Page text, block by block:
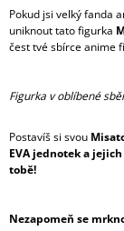
Pokud jsi velký fanda
uniknout tato figurka
čest tvé sbírce anime
Figurka v oblíbené
Postavíš si svou
EVA jednotek a
tobě!
Nezapomeň se
Kč